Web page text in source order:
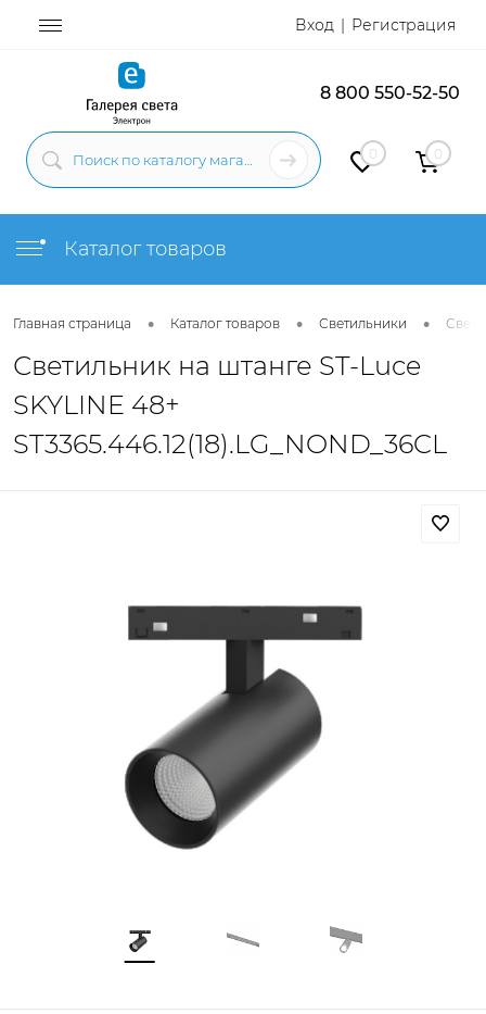
Вход Регистрация
8 800 550-52-50
0 0
Каталог товаров
Главная страница • Каталог товаров • Светильники •
Светильник на штанге ST-Luce
SKYLINE 48+
ST3365.446.12(18).LG_NOND_36CL